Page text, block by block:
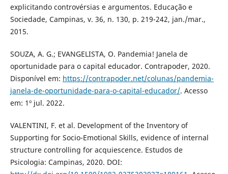
explicitando controvérsias e argumentos. Educação e
Sociedade, Campinas, v. 36, n. 130, p. 219-242, jan./mar.,
2015.
SOUZA, A. G.; EVANGELISTA, O. Pandemia! Janela de
oportunidade para o capital educador. Contrapoder, 2020.
Disponível em: https://contrapoder.net/colunas/pandemia-
janela-de-oportunidade-para-o-capital-educador/. Acesso
em: 1º jul. 2022.
VALENTINI, F. et al. Development of the Inventory of
Supporting for Socio-Emotional Skills, evidence of internal
structure controlling for acquiescence. Estudos de
Psicologia: Campinas, 2020. DOI: